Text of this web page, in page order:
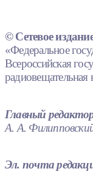
© Сетевое
«Федеральное
Всероссийская
Главный
А. А.
Эл. почта